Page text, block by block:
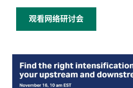
观看网络研讨会